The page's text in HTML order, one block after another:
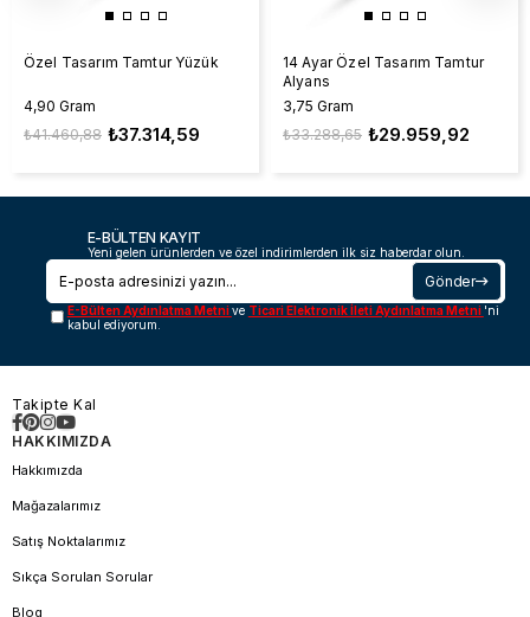
Özel Tasarım Tamtur Yüzük
4,90 Gram
₺37.314,59
₺41.460,88
14 Ayar Özel Tasarım Tamtur
Alyans
3,75 Gram
₺29.959,92
₺33.288,65
E-BÜLTEN KAYIT
Yeni gelen ürünlerden ve özel indirimlerden ilk siz haberdar olun.
Gönder
E-Bülten Aydınlatma Metnive Ticari Elektronik İleti Aydınlatma Metni 'ni
kabul ediyorum.
Takipte Kal
HAKKIMIZDA
Hakkımızda
Mağazalarımız
Satış Noktalarımız
Sıkça Sorulan Sorular
Blog